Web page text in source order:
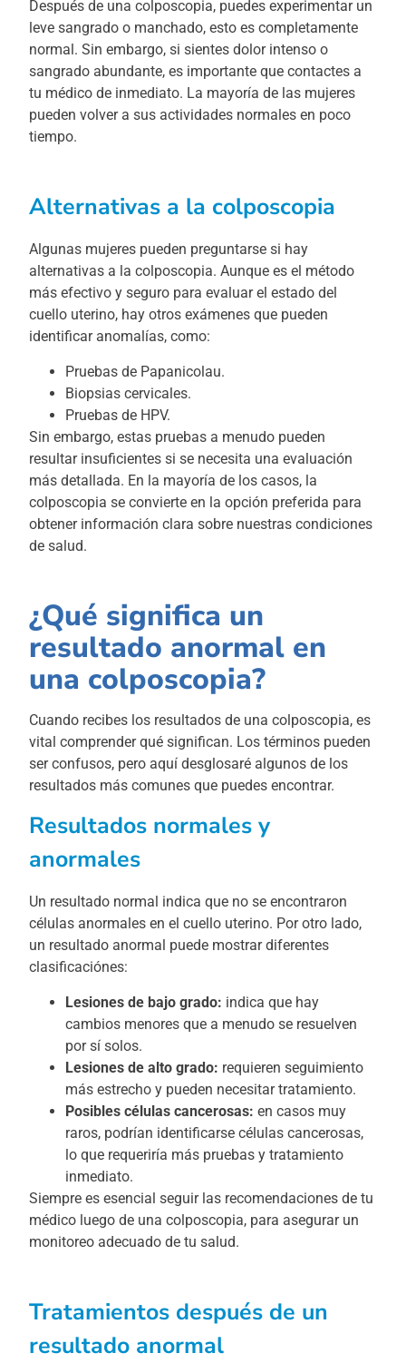
Después de una colposcopia, puedes experimentar un
leve sangrado o manchado, esto es completamente
normal. Sin embargo, si sientes dolor intenso o
sangrado abundante, es importante que contactes a
tu médico de inmediato. La mayoría de las mujeres
pueden volver a sus actividades normales en poco
tiempo.
Alternativas a la colposcopia
Algunas mujeres pueden preguntarse si hay
alternativas a la colposcopia. Aunque es el método
más efectivo y seguro para evaluar el estado del
cuello uterino, hay otros exámenes que pueden
identificar anomalías, como:
Pruebas de Papanicolau.
Biopsias cervicales.
Pruebas de HPV.
Sin embargo, estas pruebas a menudo pueden
resultar insuficientes si se necesita una evaluación
más detallada. En la mayoría de los casos, la
colposcopia se convierte en la opción preferida para
obtener información clara sobre nuestras condiciones
de salud.
¿Qué significa un
resultado anormal en
una colposcopia?
Cuando recibes los resultados de una colposcopia, es
vital comprender qué significan. Los términos pueden
ser confusos, pero aquí desglosaré algunos de los
resultados más comunes que puedes encontrar.
Resultados normales y
anormales
Un resultado normal indica que no se encontraron
células anormales en el cuello uterino. Por otro lado,
un resultado anormal puede mostrar diferentes
clasificaciónes:
Lesiones de bajo grado: indica que hay
cambios menores que a menudo se resuelven
por sí solos.
Lesiones de alto grado: requieren seguimiento
más estrecho y pueden necesitar tratamiento.
Posibles células cancerosas: en casos muy
raros, podrían identificarse células cancerosas,
lo que requeriría más pruebas y tratamiento
inmediato.
Siempre es esencial seguir las recomendaciones de tu
médico luego de una colposcopia, para asegurar un
monitoreo adecuado de tu salud.
Tratamientos después de un
resultado anormal